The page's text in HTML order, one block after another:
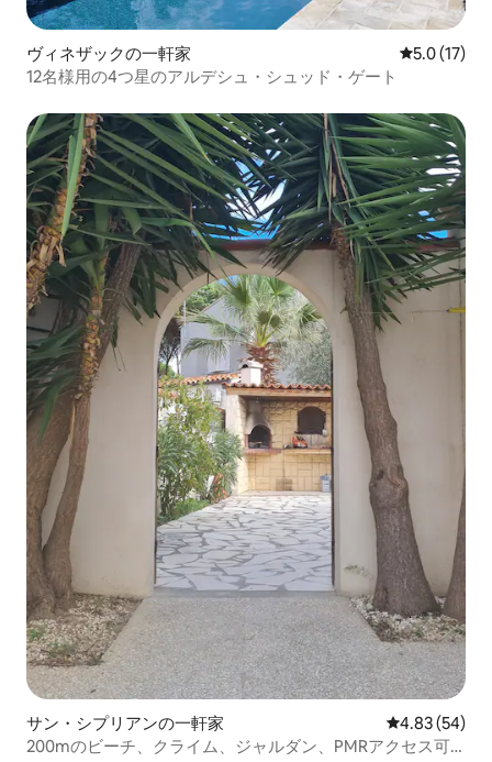
デュン・エンヴィロメント・プリヴィレ
アウソーベル・ド・ロード・ケ・モンタ
ーニュ。 自転車でこの地域を発見する機
つのレンタルポイントがあります。
Burricleta： https://burricleta.com/es
Centre BTT Pla de l'Estany – バニョーレ
ス ウェルカムポイント・センターBTT /
FCC Pla de l'Estany - バニョーレス Ctra.
Circumval • lació a l'Estany、s / n 17834
Porqueres 電話番号：699 770 647
www.plaestany.cat/centrebtt バニョレ
ス自転車レンタル Lloguer de Bicis
Banyoles（バニョレス自転車レンタル）–
Naviliera les Goges ツーリスム・オフィ
ス・デ・レスタニ Passeig Darder –
pesquera No. 10 17820バニョーレス 電話
番号：972 58 34 70/626 225 200
www.lloguerbicisbanyoles.cat
ボートのレンタル/ROWING-ボートのレ
ンタル/ボートのレンタル： （ES）バニョ
ーレス湖のような環境でのボートは、楽
しみです。 Naviliera les Goges社は、レ
ジャー用ボートをレンタルすることで、
自然とスポーツを直接楽しむことができ
ます。 （英語）バニョーレス湖のような
環境でのローイングは楽しみです。
Naviliera les Goges社は、レジャー用ボー
トをレンタルし、自然とスポーツを直接
楽しむ機会を提供しています。 （FR）
Ramer dans un cadre tel que celui du lac
de Banyoles est un vrai plaisir。
L'entreprise Naviliera les Goges offre la
possibilité de louer une barque et
ヴィネザックの一軒家 レビュー17
5.0 (17)
12名様用の4つ星のアルデシュ・シュッド・ゲート
サン・シプリアンの一軒家 レビュー54
4.83 (54)
200mのビーチ、クライム、ジャルダン、PMRアクセス可